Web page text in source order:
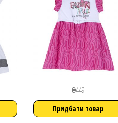
₴449
Придбати товар